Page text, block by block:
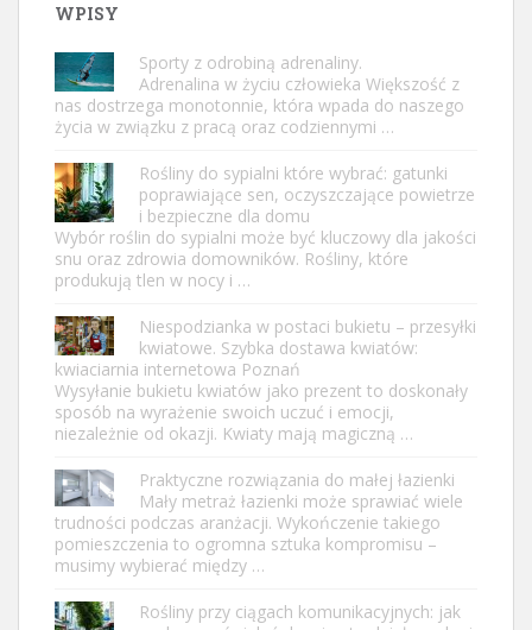
WPISY
Sporty z odrobiną adrenaliny.
Adrenalina w życiu człowieka Większość z
nas dostrzega monotonnie, która wpada do naszego
życia w związku z pracą oraz codziennymi …
Rośliny do sypialni które wybrać: gatunki
poprawiające sen, oczyszczające powietrze
i bezpieczne dla domu
Wybór roślin do sypialni może być kluczowy dla jakości
snu oraz zdrowia domowników. Rośliny, które
produkują tlen w nocy i …
Niespodzianka w postaci bukietu – przesyłki
kwiatowe. Szybka dostawa kwiatów:
kwiaciarnia internetowa Poznań
Wysyłanie bukietu kwiatów jako prezent to doskonały
sposób na wyrażenie swoich uczuć i emocji,
niezależnie od okazji. Kwiaty mają magiczną …
Praktyczne rozwiązania do małej łazienki
Mały metraż łazienki może sprawiać wiele
trudności podczas aranżacji. Wykończenie takiego
pomieszczenia to ogromna sztuka kompromisu –
musimy wybierać między …
Rośliny przy ciągach komunikacyjnych: jak